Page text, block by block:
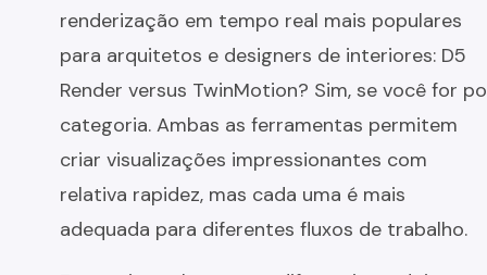
renderização em tempo real mais populares
para arquitetos e designers de interiores: D5
Render versus TwinMotion? Sim, se você for
categoria. Ambas as ferramentas permitem
criar visualizações impressionantes com
relativa rapidez, mas cada uma é mais
adequada para diferentes fluxos de trabalho.